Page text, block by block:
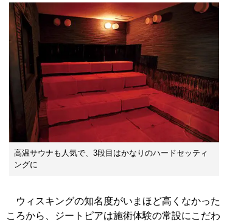
高温サウナも人気で、3段目はかなりのハードセッティ
ングに
ウィスキングの知名度がいまほど高くなかった
ころから、ジートピアは施術体験の常設にこだわ